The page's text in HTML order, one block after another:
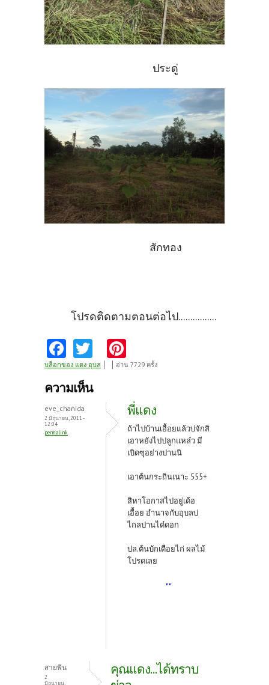
ประดู่
สักทอง
โปรดติดตามตอนต่อไป................
Fa
ce
b
o
o
k
w
itt
er
nt
es
t
บล็อกของ แดง อุบล อ่าน 7729 ครั้ง
ความเห็น
eve_chanida
2 มิถุนายน, 2011 -
12:04
permalink
พี่แดง
ถ้าไปบ้านเอื้อยแล้วบ่จักสิ
เอาหยังไปปลูกแหล๋ว มี
เบิดซุอย่างปานนิ
เอาต้นกระถินเนาะ 555+
สิหาโอกาสไปอยู่เด้อ
เอื้อย อำนาจกับอุบลบ่
ไกลปานได๋ดอก
ปล.ต้นบักเดือยไก่ ผลไม้
โปรดเลย
""
สายพิน
2
มิถุนายน,
คุณแดง...ได้ทราบ